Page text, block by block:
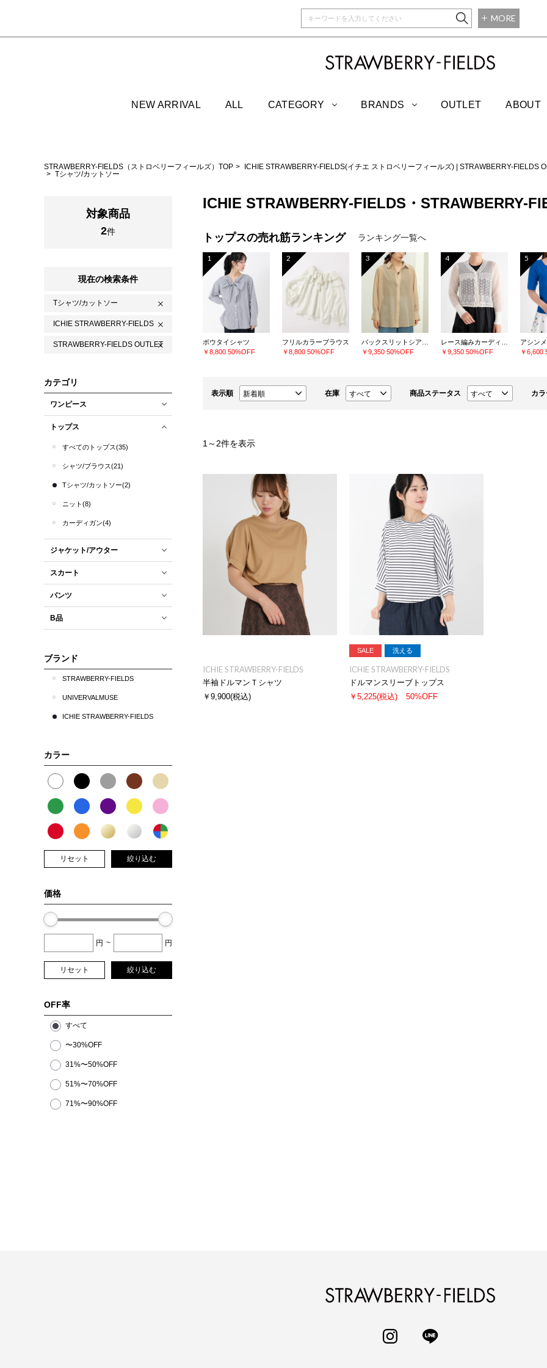
MORE
NEW ARRIVAL ALL CATEGORY BRANDS OUTLET ABOUT
STRAWBERRY-FIELDS（ストロベリーフィールズ）TOP ICHIE STRAWBERRY-FIELDS(イチエ ストロベリーフィールズ)
STRAWBERRY-FIELDS
Tシャツ/カットソー
対象商品
2件
現在の検索条件
Tシャツ/カットソー
ICHIE STRAWBERRY-FIELDS
STRAWBERRY-FIELDS OUTLET
カテゴリ
ワンピース
トップス
すべてのトップス(35)
シャツ/ブラウス(21)
Tシャツ/カットソー(2)
ニット(8)
カーディガン(4)
ジャケット/アウター
スカート
パンツ
B品
ブランド
STRAWBERRY-FIELDS
UNIVERVALMUSE
ICHIE STRAWBERRY-FIELDS
カラー
リセット 絞り込む
価格
円 ~ 円
リセット 絞り込む
OFF率
すべて
〜30%OFF
31%〜50%OFF
51%〜70%OFF
71%〜90%OFF
ICHIE STRAWBERRY-FIELDS・STRAWBERRY-
トップスの売れ筋ランキング ランキング一覧へ
1
ボウタイシャツ
￥8,800 50%OFF
2
フリルカラーブラウス
￥8,800 50%OFF
3
￥9,350 50%OFF
4
￥9,350 50%OFF
5
￥6,600
表示順 在庫 商品ステータス カ
1 ～ 2件を表示
ICHIE STRAWBERRY-FIELDS
半袖ドルマンＴシャツ
￥9,900(税込)
SALE 洗える
ICHIE STRAWBERRY-FIELDS
ドルマンスリーブトップス
￥5,225(税込) 50%OFF
INSTAGRAM